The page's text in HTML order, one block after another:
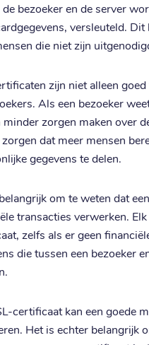
bezoeker en de server
versleuteld.
die niet zijn
zijn niet alleen
Als een bezoeker
minder zorgen maken over
dat meer mensen
gegevens te delen.
om te weten dat
transacties verwerken.
zelfs als er geen
die tussen een bezoeker
certificaat kan een goede
Het is echter belangrijk